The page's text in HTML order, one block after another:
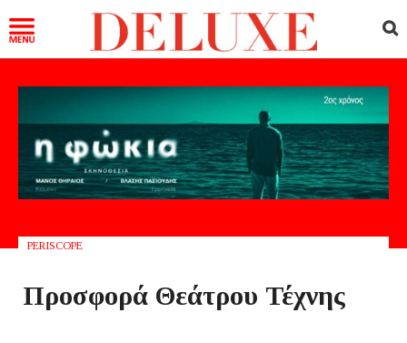
PERISCOPE
Προσφορά Θεάτρου Τέχνης